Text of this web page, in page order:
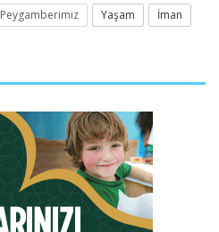
Peygamberimiz Yaşam İman